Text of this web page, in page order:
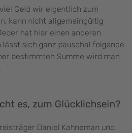
Geld wir eigentlich zum
kann nicht allgemeingültig
hat hier einen anderen
lässt sich ganz pauschal folgende
bestimmten Summe wird man
es, zum Glücklichsein?
Daniel Kahneman und